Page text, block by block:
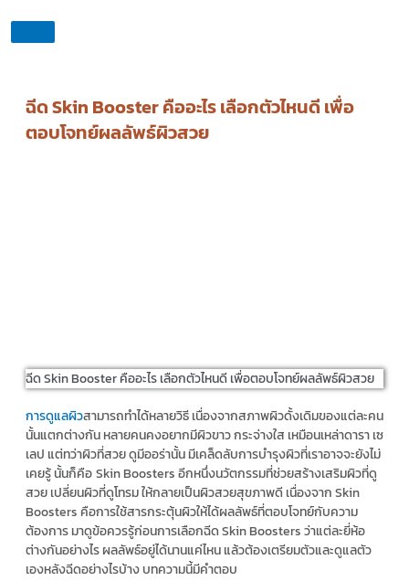
ฉีด Skin Booster คืออะไร เลือกตัวไหนดี เพื่อ
ตอบโจทย์ผลลัพธ์ผิวสวย
ฉีด Skin Booster คืออะไร เลือกตัวไหนดี เพื่อตอบโจทย์ผลลัพธ์ผิวสวย
การดูแลผิวสามารถทำได้หลายวิธี เนื่องจากสภาพผิวดั้งเดิมของแต่ละคน
นั้นแตกต่างกัน หลายคนคงอยากมีผิวขาว กระจ่างใส เหมือนเหล่าดารา เซ
เลป แต่ทว่าผิวที่สวย ดูมีออร่านั้น มีเคล็ดลับการบำรุงผิวที่เราอาจจะยังไม่
เคยรู้ นั้นก็คือSkin Boostersอีกหนึ่งนวัตกรรมที่ช่วยสร้างเสริมผิวที่ดู
สวย เปลี่ยนผิวที่ดูโทรม ให้กลายเป็นผิวสวยสุขภาพดี เนื่องจากSkin
Boosters คือการใช้สารกระตุ้นผิวให้ได้ผลลัพธ์ที่ตอบโจทย์กับความ
ต้องการ มาดูข้อควรรู้ก่อนการเลือกฉีดSkin Boostersว่าแต่ละยี่ห้อ
ต่างกันอย่างไร ผลลัพธ์อยู่ได้นานแค่ไหน แล้วต้องเตรียมตัวและดูแลตัว
เองหลังฉีดอย่างไรบ้างบทความนี้มีคำตอบ